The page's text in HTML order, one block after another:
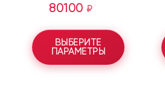
80100₽
ВЫБЕРИТЕ
ПАРАМЕТРЫ